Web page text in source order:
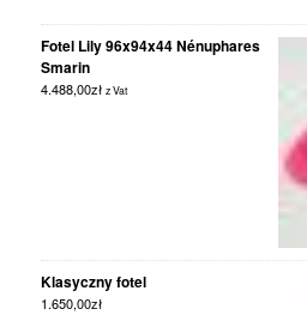
Fotel Lily 96x94x44 Nénuphares
Smarin
4.488,00zł z Vat
Klasyczny fotel
1.650,00zł